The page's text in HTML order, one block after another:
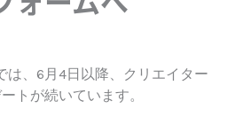
、6月4日以降、クリエイター
トが続いています。